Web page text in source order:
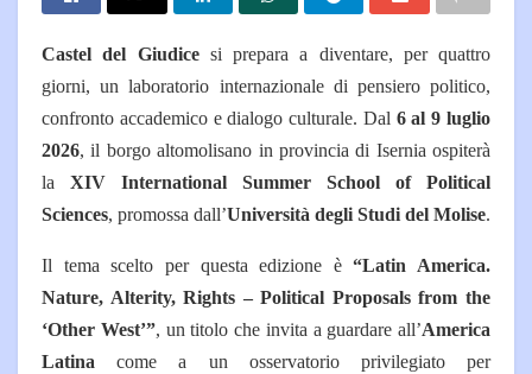
Castel del Giudicesi prepara a diventare, per quattro
giorni, un laboratorio internazionale di pensiero politico,
confronto accademico e dialogo culturale. Dal 6 al 9 luglio
2026, il borgo altomolisano in provincia di Isernia ospiterà
la XIV International Summer School of Political
Sciences, promossa dall’Università degli Studi del Molise.
Il tema scelto per questa edizione è“Latin America.
Nature, Alterity, Rights – Political Proposals from the
‘Other West’”, un titolo che invita a guardare all’America
Latina come a un osservatorio privilegiato per